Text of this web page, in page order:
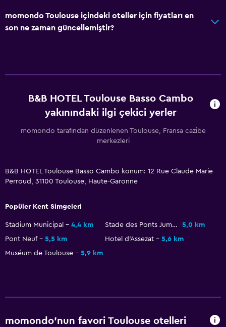
Yatak Odası
Yatak yanında priz
Genel
Hizmetler ve kolaylıklar
momondo Toulouse içindeki oteller için fiyatları en
son ne zaman güncellemiştir?
B&B HOTEL Toulouse Basso Cambo
yakınındaki ilgi çekici yerler
momondo tarafından düzenlenen Toulouse, Fransa cazibe
merkezleri
B&B HOTEL Toulouse Basso Cambo konum: 12 Rue Claude Marie
Perroud, 31100 Toulouse, Haute-Garonne
Popüler Kent Simgeleri
Stadium Municipal 4,4 km Stade des Ponts Jumeaux
5,0 km
Pont Neuf
5,5 km Hotel d'Assezat
5,6 km
Muséum de Toulouse
5,9 km
momondo'nun favori Toulouse otelleri